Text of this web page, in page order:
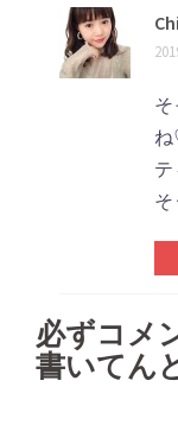
そ
コ
メ
必ずコメ
書いてん